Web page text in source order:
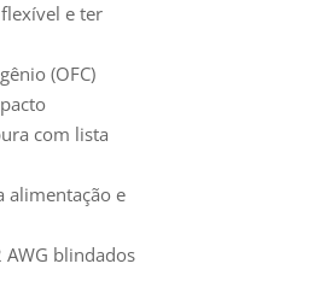
e ter
(OFC)
com lista
alimentação e
blindados